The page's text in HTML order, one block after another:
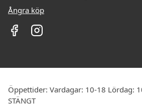
Ångra köp
Öppettider: Vardagar: 10-18 Lördag:
STÄNGT